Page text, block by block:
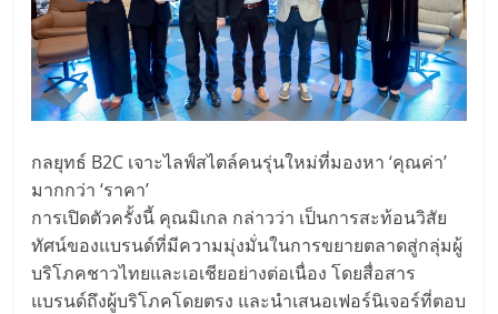
กลยุทธ์ B2C เจาะไลฟ์สไตล์คนรุ่นใหม่ที่มองหา ‘คุณค่า’
มากกว่า ‘ราคา’
การเปิดตัวครั้งนี้ คุณมิเกล กล่าวว่า เป็นการสะท้อนวิสัย
ทัศน์ของแบรนด์ที่มีความมุ่งมั่นในการขยายตลาดสู่กลุ่มผู้
บริโภคชาวไทยและเอเชียอย่างต่อเนื่อง โดยสื่อสาร
แบรนด์ถึงผู้บริโภคโดยตรง และนำเสนอเฟอร์นิเจอร์ที่ตอบ